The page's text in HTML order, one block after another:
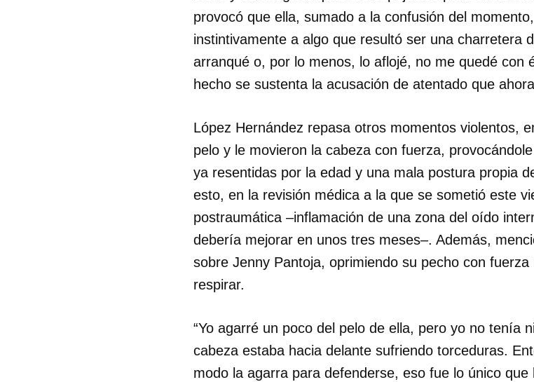
provocó que ella, sumado a la confusión del
instintivamente a algo que resultó ser una charretera
arranqué o, por lo menos, lo aflojé, no me quedé con
hecho se sustenta la acusación de atentado que
López Hernández repasa otros momentos violentos,
pelo y le movieron la cabeza con fuerza,
ya resentidas por la edad y una mala postura propia
esto, en la revisión médica a la que se sometió este
postraumática –inflamación de una zona del oído
debería mejorar en unos tres meses–. Además,
sobre Jenny Pantoja, oprimiendo su pecho con
respirar.
“Yo agarré un poco del pelo de ella, pero yo no tenía
cabeza estaba hacia delante sufriendo torceduras.
modo la agarra para defenderse, eso fue lo único